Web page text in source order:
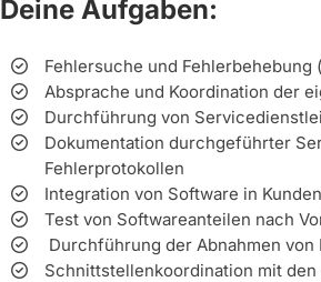
Deine Aufgaben:
Fehlersuche und Fehlerbehebung
Absprache und Koordination der
Durchführung von
Dokumentation durchgeführter
Fehlerprotokollen
Integration von Software in
Test von Softwareanteilen nach
Durchführung der Abnahmen
Schnittstellenkoordination mit